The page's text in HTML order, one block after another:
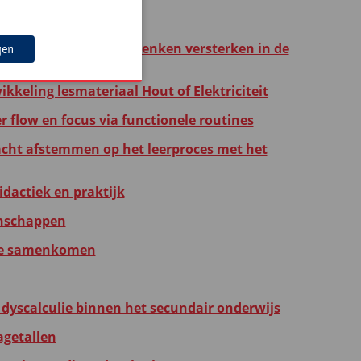
we?
denken versterken in de
lesmateriaal Hout of Elektriciteit
flow en focus via functionele routines
afstemmen op het leerproces met het
en praktijk
samenkomen
binnen het secundair onderwijs